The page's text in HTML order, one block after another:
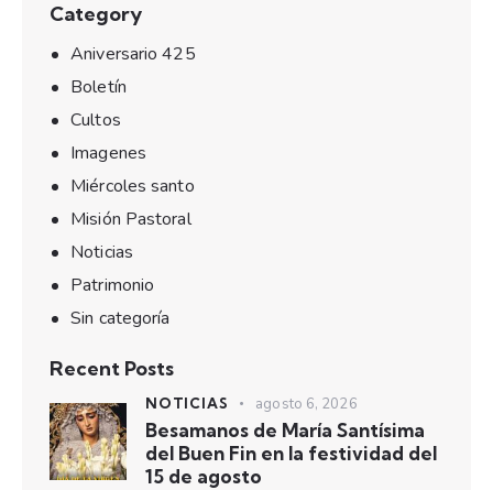
Category
Aniversario 425
Boletín
Cultos
Imagenes
Miércoles santo
Misión Pastoral
Noticias
Patrimonio
Sin categoría
Recent Posts
NOTICIAS agosto 6, 2026
Besamanos de María Santísima
del Buen Fin en la festividad del
15 de agosto